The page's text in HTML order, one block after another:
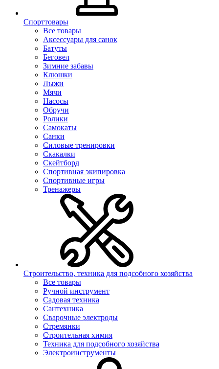
Спорттовары
Все товары
Аксессуары для санок
Батуты
Беговел
Зимние забавы
Клюшки
Лыжи
Мячи
Насосы
Обручи
Ролики
Самокаты
Санки
Силовые тренировки
Скакалки
Скейтборд
Спортивная экипировка
Спортивные игры
Тренажеры
Строительство, техника для подсобного хозяйства
Все товары
Ручной инструмент
Садовая техника
Сантехника
Сварочные электроды
Стремянки
Строительная химия
Техника для подсобного хозяйства
Электроинструменты